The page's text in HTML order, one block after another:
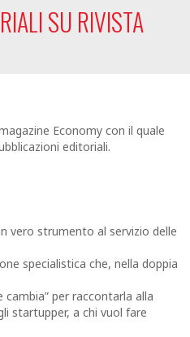
SU RIVISTA
Economy con il quale
editoriali.
vero strumento al servizio delle
specialistica che, nella doppia
cambia” per raccontarla alla
startupper, a chi vuol fare